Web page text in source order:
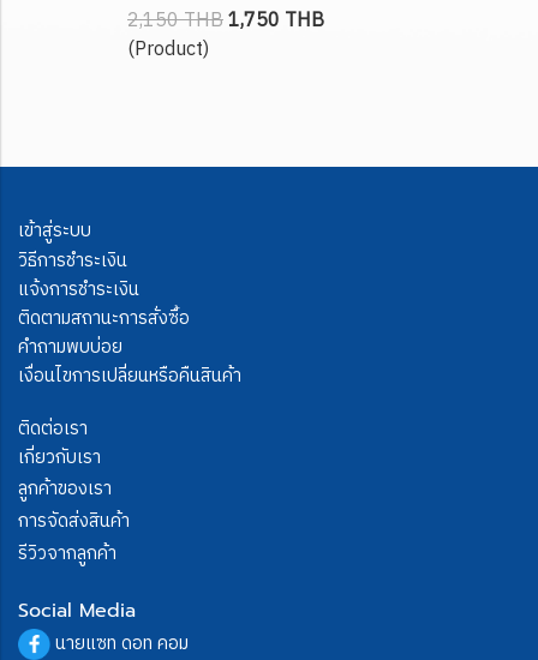
2,150 THB1,750 THB
(Product)
เข้าสู่ระบบ
วิธีการชำระเงิน
แจ้งการชำระเงิน
ติดตามสถานะการสั่งซื้อ
คำถามพบบ่อย
เงื่อนไขการเปลี่ยนหรือคืนสินค้า
ติดต่อเรา
เกี่ยวกับเรา
ลูกค้าของเรา
การจัดส่งสินค้า
รีวิวจากลูกค้า
Social Media
นายแซท ดอท คอม